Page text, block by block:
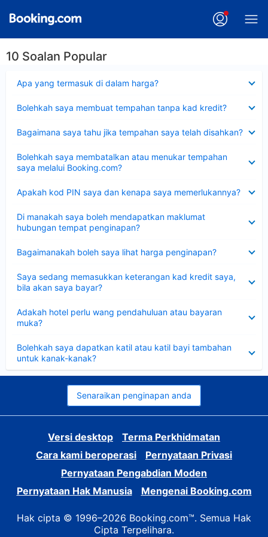
10 Soalan Popular
Apa yang termasuk di dalam harga?
Bolehkah saya membuat tempahan tanpa kad kredit?
Bagaimana saya tahu jika tempahan saya telah disahkan?
Bolehkah saya membatalkan atau menukar tempahan
saya melalui Booking.com?
Apakah kod PIN saya dan kenapa saya memerlukannya?
Di manakah saya boleh mendapatkan maklumat
hubungan tempat penginapan?
Bagaimanakah boleh saya lihat harga penginapan?
Saya sedang memasukkan keterangan kad kredit saya,
bila akan saya bayar?
Adakah hotel perlu wang pendahuluan atau bayaran
muka?
Bolehkah saya dapatkan katil atau katil bayi tambahan
untuk kanak-kanak?
Senaraikan penginapan anda
Versi desktop
Terma Perkhidmatan
Cara kami beroperasi
Pernyataan Privasi
Pernyataan Pengabdian Moden
Pernyataan Hak Manusia
Mengenai Booking.com
Hak cipta © 1996–2026 Booking.com™. Semua Hak
Cipta Terpelihara.